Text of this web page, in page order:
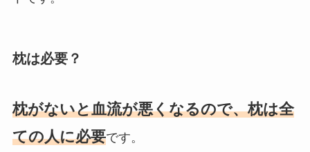
枕は必要？
枕がないと血流が悪くなるので、枕は全
ての人に必要です。